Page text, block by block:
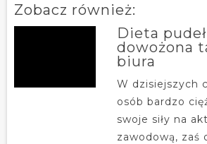
Zobacz również:
Dieta
dowożona
biura
W dzisiejszych
osób bardzo
swoje siły na
zawodową, zaś